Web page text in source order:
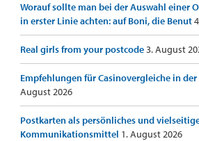
Worauf sollte man bei der Auswahl einer
in erster Linie achten: auf Boni, die Benut
Real girls from your postcode3. August
Empfehlungen für Casinovergleiche in der
August 2026
Postkarten als persönliches und
Kommunikationsmittel 1. August 2026